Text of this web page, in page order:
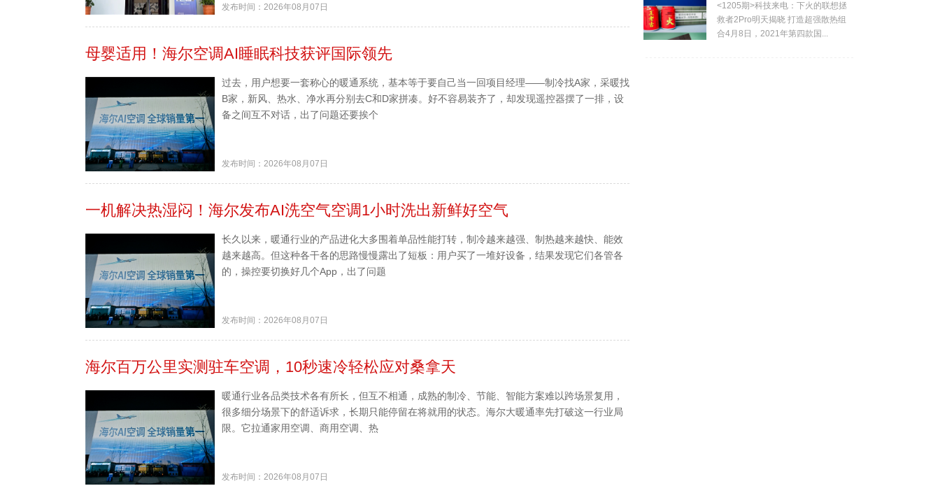
发布时间：2026年08月07日
母婴适用！海尔空调AI睡眠科技获评国际领先
过去，用户想要一套称心的暖通系统，基本等于要自己当一回项目经理——制冷找A家，采暖找
B家，新风、热水、净水再分别去C和D家拼凑。好不容易装齐了，却发现遥控器摆了一排，设
备之间互不对话，出了问题还要挨个
发布时间：2026年08月07日
一机解决热湿闷！海尔发布AI洗空气空调1小时洗出新鲜好空气
长久以来，暖通行业的产品进化大多围着单品性能打转，制冷越来越强、制热越来越快、能效
越来越高。但这种各干各的思路慢慢露出了短板：用户买了一堆好设备，结果发现它们各管各
的，操控要切换好几个App，出了问题
发布时间：2026年08月07日
海尔百万公里实测驻车空调，10秒速冷轻松应对桑拿天
暖通行业各品类技术各有所长，但互不相通，成熟的制冷、节能、智能方案难以跨场景复用，
很多细分场景下的舒适诉求，长期只能停留在将就用的状态。海尔大暖通率先打破这一行业局
限。它拉通家用空调、商用空调、热
发布时间：2026年08月07日
<1205期>科技来电：下火的联想拯
救者2Pro明天揭晓 打造超强散热组
合4月8日，2021年第四款国...